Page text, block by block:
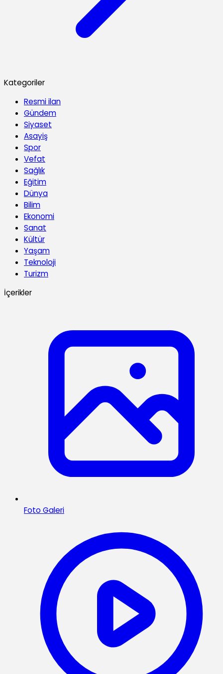
Kategoriler
Resmi ilan
Gündem
Siyaset
Asayiş
Spor
Vefat
Sağlık
Eğitim
Dünya
Bilim
Ekonomi
Sanat
Kültür
Yaşam
Teknoloji
Turizm
İçerikler
Foto Galeri